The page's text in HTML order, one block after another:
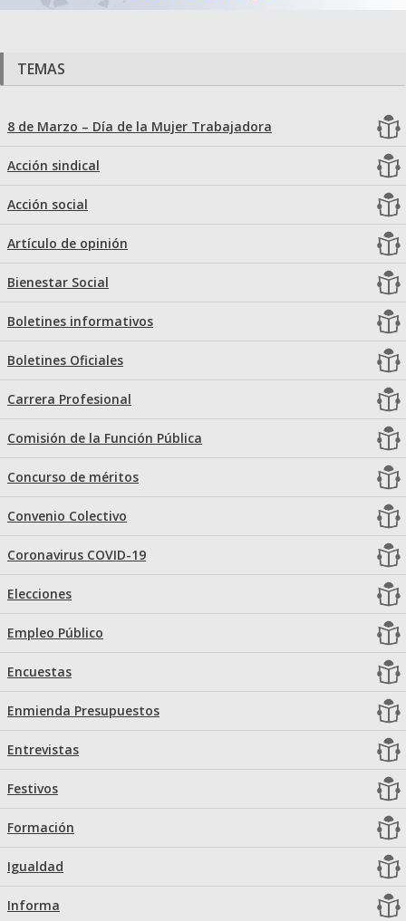
TEMAS
8 de Marzo – Día de la Mujer Trabajadora
Acción sindical
Acción social
Artículo de opinión
Bienestar Social
Boletines informativos
Boletines Oficiales
Carrera Profesional
Comisión de la Función Pública
Concurso de méritos
Convenio Colectivo
Coronavirus COVID-19
Elecciones
Empleo Público
Encuestas
Enmienda Presupuestos
Entrevistas
Festivos
Formación
Igualdad
Informa